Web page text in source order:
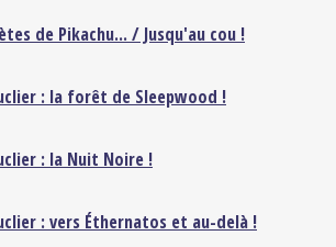
de Pikachu... / Jusqu'au cou !
: la forêt de Sleepwood !
: la Nuit Noire !
: vers Éthernatos et au-delà !